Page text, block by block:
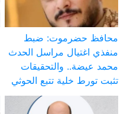
محافظ حضرموت: ضبط
منفذي اغتيال مراسل الحدث
محمد عيضة.. والتحقيقات
تثبت تورط خلية تتبع الحوثي